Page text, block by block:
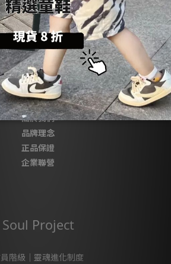
SoulKids購物須知與條約】
【聯繫官方@LINE客服】
SoulKids
關於我們
品牌理念
正品保證
企業聯營
Soul Project
階級｜靈魂進化制度